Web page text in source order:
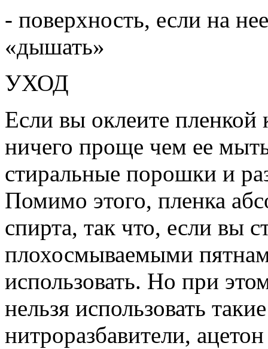
- поверхность, если на
«дышать»
УХОД
Если вы оклеите пленкой
ничего проще чем ее
стиральные порошки и
Помимо этого, пленка
спирта, так что, если вы
плохосмываемыми
использовать. Но при
нельзя использовать
нитроразбавители,